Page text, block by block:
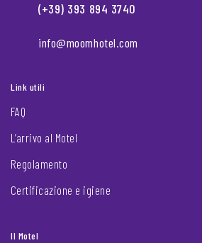
(+39) 393 894 3740
info@moomhotel.com
Link utili
FAQ
L’arrivo al Motel
Regolamento
Certificazione e igiene
Il Motel